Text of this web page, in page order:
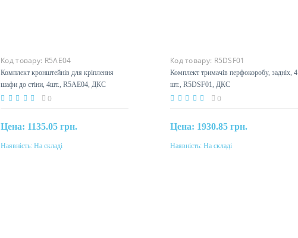
Код товару: R5AE04
Комплект кронштейнів для кріплення
шафи до стіни, 4шт., R5AE04, ДКС
0
Цена: 1135.05 грн.
Купити
Наявність: На складі
Код товару: R5DSF01
Комплект тримачів перфокоробу, задніх, 4
шт., R5DSF01, ДКС
0
Цена: 1930.85 грн.
Купити
Наявність: На складі